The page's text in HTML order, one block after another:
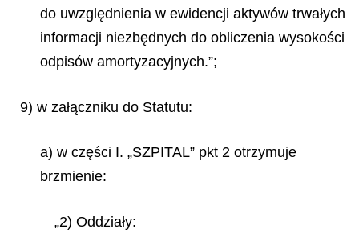
do uwzględnienia w ewidencji aktywów trwałych
informacji niezbędnych do obliczenia wysokości
odpisów amortyzacyjnych.”;
9) w załączniku do Statutu:
a) w części I. „SZPITAL” pkt 2 otrzymuje
brzmienie:
„2) Oddziały: